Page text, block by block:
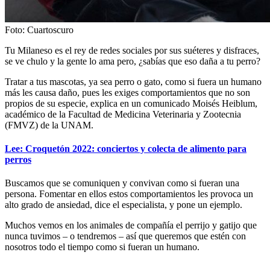
Foto: Cuartoscuro
Tu Milaneso es el rey de redes sociales por sus suéteres y disfraces,
se ve chulo y la gente lo ama pero, ¿sabías que eso daña a tu perro?
Tratar a tus mascotas, ya sea perro o gato, como si fuera un humano
más les causa daño, pues les exiges comportamientos que no son
propios de su especie, explica en un comunicado Moisés Heiblum,
académico de la Facultad de Medicina Veterinaria y Zootecnia
(FMVZ) de la UNAM.
Lee: Croquetón 2022: conciertos y colecta de alimento para
perros
Buscamos que se comuniquen y convivan como si fueran una
persona. Fomentar en ellos estos comportamientos les provoca un
alto grado de ansiedad, dice el especialista, y pone un ejemplo.
Muchos vemos en los animales de compañía el perrijo y gatijo que
nunca tuvimos – o tendremos – así que queremos que estén con
nosotros todo el tiempo como si fueran un humano.